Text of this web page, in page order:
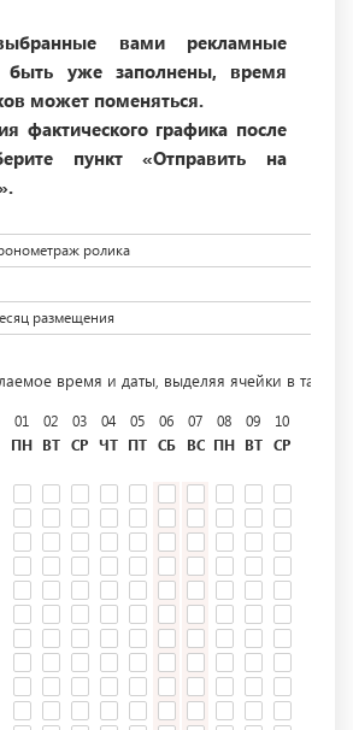
вами рекламные
быть уже заполнены, время
может поменяться.
фактического графика после
пункт «Отправить на
ролика
размещения
время и даты, выделяя ячейки в
01
ПН
02
ВТ
03
СР
04
ЧТ
05
ПТ
06
СБ
07
ВС
08
ПН
09
ВТ
10
СР